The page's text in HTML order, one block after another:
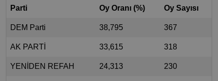
Parti Oy Oranı (%) Oy Sayısı
DEM Parti 38,795 367
AK PARTİ 33,615 318
YENİDEN REFAH 24,313 230